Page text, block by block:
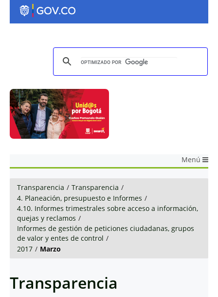
Menú
Transparencia / Transparencia /
4. Planeación, presupuesto e Informes /
4.10. Informes trimestrales sobre acceso a información,
quejas y reclamos /
Informes de gestión de peticiones ciudadanas, grupos
de valor y entes de control /
2017 / Marzo
Transparencia